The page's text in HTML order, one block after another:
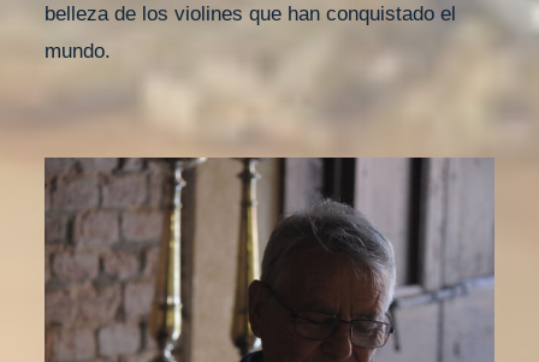
belleza de los violines que han conquistado el
mundo.